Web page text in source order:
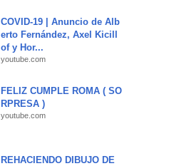
COVID-19 | Anuncio de Alb
erto Fernández, Axel Kicill
of y Hor...
youtube.com
FELIZ CUMPLE ROMA ( SO
RPRESA )
youtube.com
REHACIENDO DIBUJO DE